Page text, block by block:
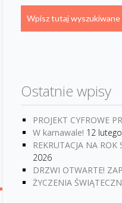
Ostatnie wpisy
PROJEKT CYFROWE
W karnawale! 12
REKRUTACJA NA
2026
DRZWI OTWARTE!
ŻYCZENIA